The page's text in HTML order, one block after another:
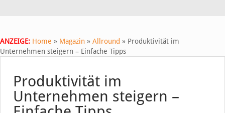
ANZEIGE: Home » Magazin » Allround » Produktivität im
Unternehmen steigern – Einfache Tipps
Produktivität im
Unternehmen steigern –